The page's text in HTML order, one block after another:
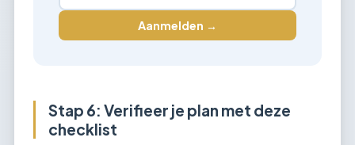
Aanmelden →
Stap 6: Verifieer je plan met deze
checklist